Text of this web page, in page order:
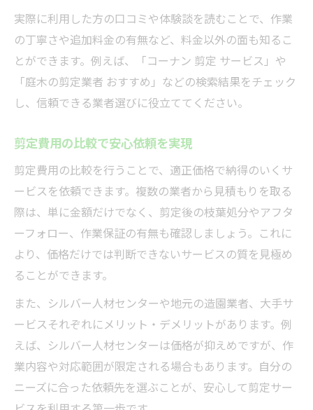
実際に利用した方の口コミや体験談を読むことで、作業
の丁寧さや追加料金の有無など、料金以外の面も知るこ
とができます。例えば、「コーナン 剪定 サービス」や
「庭木の剪定業者 おすすめ」などの検索結果をチェック
し、信頼できる業者選びに役立ててください。
剪定費用の比較で安心依頼を実現
剪定費用の比較を行うことで、適正価格で納得のいくサ
ービスを依頼できます。複数の業者から見積もりを取る
際は、単に金額だけでなく、剪定後の枝葉処分やアフタ
ーフォロー、作業保証の有無も確認しましょう。これに
より、価格だけでは判断できないサービスの質を見極め
ることができます。
また、シルバー人材センターや地元の造園業者、大手サ
ービスそれぞれにメリット・デメリットがあります。例
えば、シルバー人材センターは価格が抑えめですが、作
業内容や対応範囲が限定される場合もあります。自分の
ニーズに合った依頼先を選ぶことが、安心して剪定サー